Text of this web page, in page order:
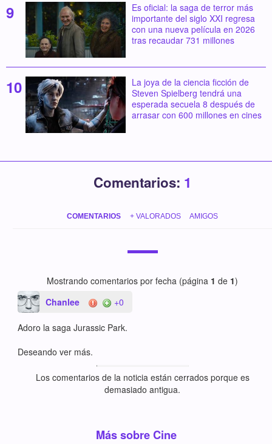
Es oficial: la saga de terror más
importante del siglo XXI regresa
con una nueva película en 2026
tras recaudar 731 millones
La joya de la ciencia ficción de
Steven Spielberg tendrá una
esperada secuela 8 después de
arrasar con 600 millones en cines
Comentarios: 1
COMENTARIOS + VALORADOS AMIGOS
Mostrando comentarios por fecha (página 1 de 1)
Chanlee
+0
Adoro la saga Jurassic Park.
Deseando ver más.
Los comentarios de la noticia están cerrados porque es
demasiado antigua.
Más sobre Cine